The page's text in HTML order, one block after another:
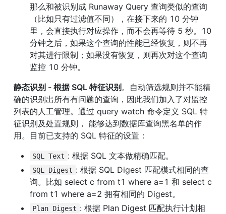
那么和被识别成 Runaway Query 查询类似的查询
（比如只有过滤值不同），在接下来的 10 分钟
里，会直接执行对应操作，而不会再等待 5 秒。10
分钟之后，如果这个查询的性能已经恢复，则不再
对其进行限制；如果没有恢复，则再次对这个查询
监控 10 分钟。
静态识别 - 根据 SQL 特征识别。自动筛选规则并不能精
确的识别出所有有问题的查询，因此我们加入了对监控
列表的人工管理。通过 query watch 命令定义 SQL 特
征识别及处置规则， 能够达到数据库查询黑名单的作
用。目前已支持的 SQL 特征的设置：
SQL Text : 根据 SQL 文本做精确匹配。
SQL Digest : 根据 SQL Digest 匹配模式相同的查
询。比如 select c from t1 where a=1 和 select c
from t1 where a=2 拥有相同的 Digest。
Plan Digest : 根据 Plan Digest 匹配执行计划相